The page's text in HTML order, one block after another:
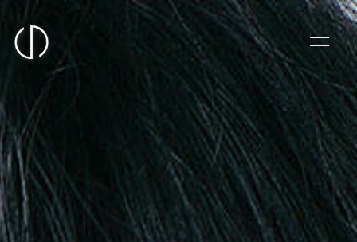
HOME
NEWS
PROFILE
VIDEO
Manager Blog
まさに今 Blog
BLOG
MOVIE
Q&A
PHOTO